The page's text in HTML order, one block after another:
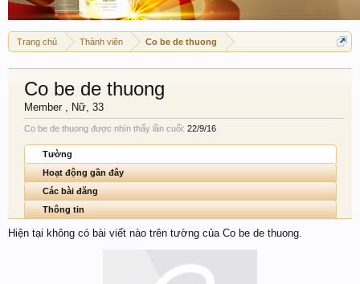
Trang chủ Thành viên Co be de thuong
Co be de thuong
Member , Nữ, 33
Co be de thuong được nhìn thấy lần cuối: 22/9/16
Tường
Hoạt động gần đây
Các bài đăng
Thông tin
Hiện tại không có bài viết nào trên tường của Co be de thuong.